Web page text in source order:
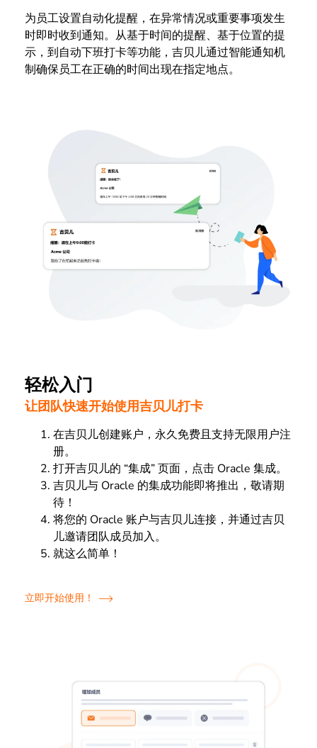
为员工设置自动化提醒，在异常情况或重要事项发生
时即时收到通知。从基于时间的提醒、基于位置的提
示，到自动下班打卡等功能，吉贝儿通过智能通知机
制确保员工在正确的时间出现在指定地点。
轻松入门
让团队快速开始使用吉贝儿打卡
在吉贝儿创建账户，永久免费且支持无限用户注
册。
打开吉贝儿的 “集成” 页面，点击 Oracle 集成。
吉贝儿与 Oracle 的集成功能即将推出，敬请期
待！
将您的 Oracle 账户与吉贝儿连接，并通过吉贝
儿邀请团队成员加入。
就这么简单！
立即开始使用！